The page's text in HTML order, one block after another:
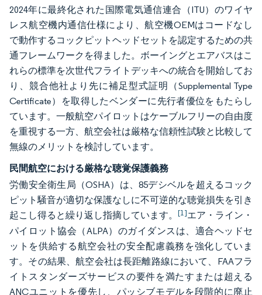
2024年に最終化された国際電気通信連合（ITU）のワイヤ
レス航空機内通信仕様により、航空機OEMはコードなし
で動作するコックピットヘッドセットを認定するための共
通フレームワークを得ました。ボーイングとエアバスはこ
れらの標準を次世代フライトデッキへの統合を開始してお
り、競合他社より先に補足型式証明（Supplemental Type
Certificate）を取得したベンダーに先行者優位をもたらし
ています。一般航空パイロットはケーブルフリーの自由度
を重視する一方、航空会社は厳格な信頼性試験と比較して
無線のメリットを検討しています。
民間航空における厳格な聴覚保護義務
労働安全衛生局（OSHA）は、85デシベルを超えるコック
ピット騒音が適切な保護なしに不可逆的な聴覚損失を引き
起こし得ると繰り返し指摘しています。 [1]エア・ライン・
パイロット協会（ALPA）のガイダンスは、適合ヘッドセ
ットを供給する航空会社の安全配慮義務を強化していま
す。その結果、航空会社は長距離路線において、FAAフラ
イトスタンダーズサービスの要件を満たすまたは超える
ANCユニットを優先し、パッシブモデルを段階的に廃止